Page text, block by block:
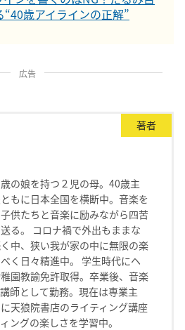
歳アイラインの正解”
広告
著者
の娘を持つ２児の母。40歳主
もに日本全国を横断中。音楽を
供たちと音楽に励みながら四苦
る。 コロナ禍で外出もままな
中、狭い我が家の中に無限の楽
く日々精進中。 学生時代にヘ
園教諭免許取得。卒業後、音楽
師として勤務。現在は専業主
天狼院書店のライティング講座
ングの楽しさを学習中。